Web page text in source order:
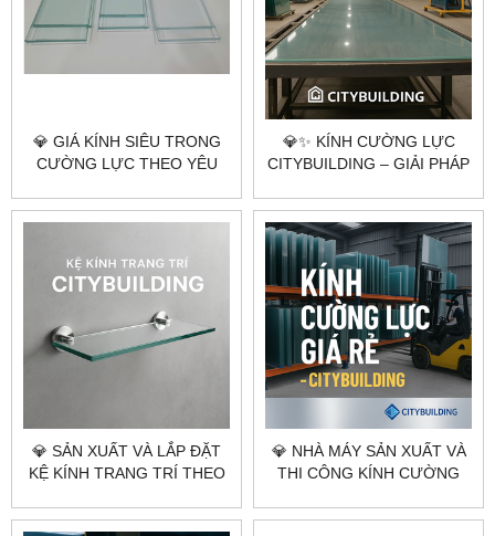
💎 GIÁ KÍNH SIÊU TRONG
CƯỜNG LỰC THEO YÊU
TP.HCM
💎✨ KÍNH CƯỜNG LỰC
CITYBUILDING – GIẢI PHÁP
CHO KHÔNG GIAN HIỆN
ĐẠI ✨💎
💎 SẢN XUẤT VÀ LẮP ĐẶT
KỆ KÍNH TRANG TRÍ THEO
💎 NHÀ MÁY SẢN XUẤT VÀ
THI CÔNG KÍNH CƯỜNG
CITYBUILDING